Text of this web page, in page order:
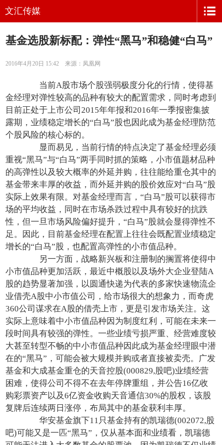
文汇传媒
基金选股新标配：弹性“黑马”和稳健“白马”
2016年4月20日 15:42 来源：凤凰网
当前A股市场个股强弱极度分化的行情，使得基
金经理对弹性较高的品种有较大的配置需求，同时考虑到
目前正处于上市公司2015年年报和2016年一季报密集披
露期，业绩稳定增长的“白马”股也因此成为基金经理防范
个股风险的核心标的。
显而易见，当前行情的特点决定了基金经理必须
重视“黑马”与“白马”两手同时抓的策略，小市值题材品种
的高弹性以及较大概率的外延并购，往往能给重仓其中的
基金带来丰厚的收益，而外延并购的股价效应对“白马”股
实际上效果有限。对基金经理而言，“白马”股可以获得市
场的平均收益，同时在市场杀跌过程中具有较好的抗跌
性，但一旦市场风险偏好提升，“白马”股就会显得弹性不
足。因此，目前基金经理在配置上往往会既配置业绩稳定
增长的“白马”股，也配置高弹性的小市值品种。
另一方面，战略新兴板和注册制的搁置将使得中
小市值品种更加活跃，最近中概股以及场外大企业登陆A
股的趋势显著加强，以圆通快递为代表的多家快速物流企
业借壳A股中小市值公司，给市场很大的想象力，而奇虎
360公司谋求在A股的借壳上市，更是引发市场关注。这
实际上意味着中小市值品种因为制度红利，可能在未来一
段时间具有较强的弹性。一些业绩亏损严重、经营难度较
大甚至转型不畅的中小市值品种因此成为基金经理眼中潜
在的“黑马”，可能会被大规模并购或者直接被卖壳。广发
基金和大成基金重仓的天音控股(000829,股吧)业绩经营
困难，使得公司不得不在去年停牌重组，并公告16亿收
购彩票资产以及6亿资金收购天音通信30%的股权，该股
复牌后连续两日涨停，布局其中的基金获利丰厚。
华安基金旗下11只基金持有的凯瑞德(002072,股
吧)可能又是一匹“黑马”，仅从基本面和业绩看，凯瑞德